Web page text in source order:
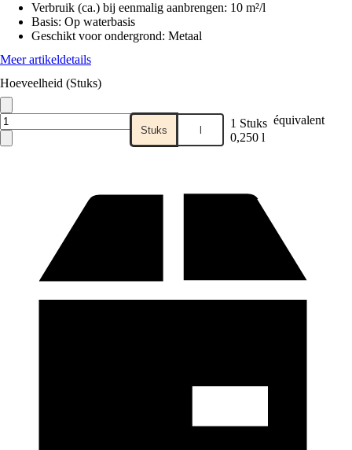
Verbruik (ca.) bij eenmalig aanbrengen: 10 m²/l
Basis: Op waterbasis
Geschikt voor ondergrond: Metaal
Meer artikeldetails
Hoeveelheid (Stuks)
Stuks l 1 Stuks équivalent
0,250 l